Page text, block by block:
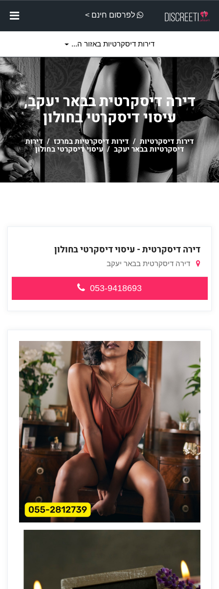
לפרסום חינם >
דירות דיסקרטיות באזור ה...
דירה דיסקרטית בבאר יעקב,
עיסוי דיסקרטי בחולון
דירות דיסקרטיות / דירות דיסקרטיות במרכז/ דירות
דיסקרטיות בבאר יעקב / עיסוי דיסקרטי בחולון
דירה דיסקרטית - עיסוי דיסקרטי בחולון
דירה דיסקרטית בבאר יעקב
053-9418693